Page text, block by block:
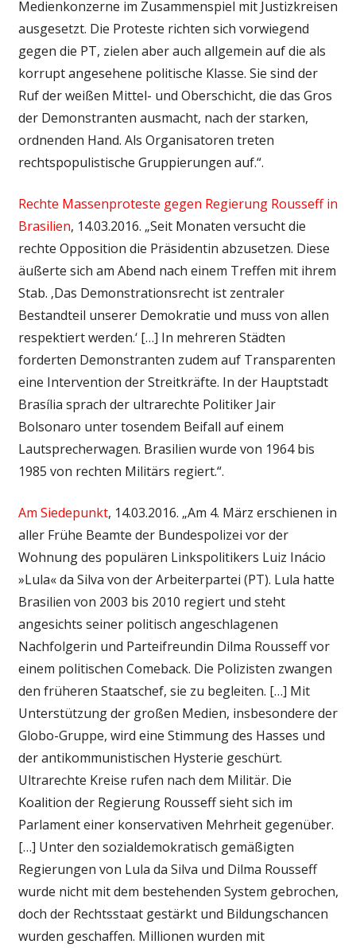
Medienkonzerne im Zusammenspiel mit Justizkreisen
ausgesetzt. Die Proteste richten sich vorwiegend
gegen die PT, zielen aber auch allgemein auf die als
korrupt angesehene politische Klasse. Sie sind der
Ruf der weißen Mittel- und Oberschicht, die das Gros
der Demonstranten ausmacht, nach der starken,
ordnenden Hand. Als Organisatoren treten
rechtspopulistische Gruppierungen auf.“.
Rechte Massenproteste gegen Regierung Rousseff in
Brasilien, 14.03.2016. „Seit Monaten versucht die
rechte Opposition die Präsidentin abzusetzen. Diese
äußerte sich am Abend nach einem Treffen mit ihrem
Stab. ‚Das Demonstrationsrecht ist zentraler
Bestandteil unserer Demokratie und muss von allen
respektiert werden.‘ […] In mehreren Städten
forderten Demonstranten zudem auf Transparenten
eine Intervention der Streitkräfte. In der Hauptstadt
Brasília sprach der ultrarechte Politiker Jair
Bolsonaro unter tosendem Beifall auf einem
Lautsprecherwagen. Brasilien wurde von 1964 bis
1985 von rechten Militärs regiert.“.
Am Siedepunkt, 14.03.2016. „Am 4. März erschienen in
aller Frühe Beamte der Bundespolizei vor der
Wohnung des populären Linkspolitikers Luiz Inácio
»Lula« da Silva von der Arbeiterpartei (PT). Lula hatte
Brasilien von 2003 bis 2010 regiert und steht
angesichts seiner politisch angeschlagenen
Nachfolgerin und Parteifreundin Dilma Rousseff vor
einem politischen Comeback. Die Polizisten zwangen
den früheren Staatschef, sie zu begleiten. […] Mit
Unterstützung der großen ­Medien, insbesondere der
Globo-Gruppe, wird eine Stimmung des Hasses und
der antikommunistischen Hysterie geschürt.
Ultrarechte Kreise rufen nach dem Militär. Die
Koalition der Regierung Rousseff sieht sich im
Parlament einer konservativen Mehrheit gegenüber.
[…] Unter den sozialdemokratisch gemäßigten
Regierungen von Lula da Silva und Dilma Rousseff
wurde nicht mit dem bestehenden System gebrochen,
doch der Rechtsstaat gestärkt und Bildungschancen
wurden geschaffen. Millionen wurden mit